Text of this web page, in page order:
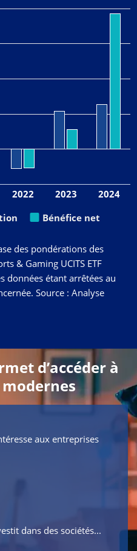
Bénéfice net
2022 2023 2024
des pondérations des
& Gaming UCITS ETF
données étant arrêtées au
Source : Analyse
d’accéder à
aux entreprises
dans des sociétés...